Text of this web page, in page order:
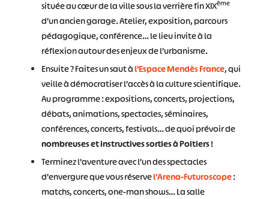
située au cœur de la ville sous la verrière fin XIXème
d’un ancien garage. Atelier, exposition, parcours
pédagogique, conférence… le lieu invite à la
réflexion autour des enjeux de l’urbanisme.
Ensuite ? Faites un saut àl’Espace Mendès France, qui
veille à démocratiser l’accès à la culture scientifique.
Au programme : expositions, concerts, projections,
débats, animations, spectacles, séminaires,
conférences, concerts, festivals… de quoi prévoir de
nombreuses et instructives sorties à Poitiers!
Terminez l’aventure avec l’un des spectacles
d’envergure que vous réservel’Arena-Futuroscope:
matchs, concerts, one-man shows… La salle